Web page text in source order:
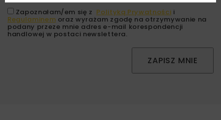
Zapoznałam/em się z Polityką Prywatności i
Regulaminem oraz wyrażam zgodę na otrzymywanie na
podany przeze mnie adres e-mail korespondencji
handlowej w postaci newslettera.
ZAPISZ MNIE